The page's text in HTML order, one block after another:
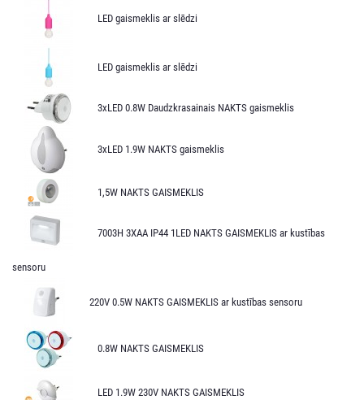
LED gaismeklis ar slēdzi
LED gaismeklis ar slēdzi
3xLED 0.8W Daudzkrasainais NAKTS gaismeklis
3xLED 1.9W NAKTS gaismeklis
1,5W NAKTS GAISMEKLIS
7003H 3XAA IP44 1LED NAKTS GAISMEKLIS ar kustības
sensoru
220V 0.5W NAKTS GAISMEKLIS ar kustības sensoru
0.8W NAKTS GAISMEKLIS
LED 1.9W 230V NAKTS GAISMEKLIS